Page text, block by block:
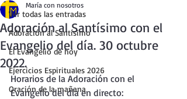
Ver todas las entradas
Adoración al Santísimo
El Evangelio de hoy
Ejercicios Espirituales 2026
Oración de la mañana
Adoración al Santísimo con el
Evangelio del día. 30 octubre
2022.
María con nosotros
Horarios de la Adoración con el
Evangelio del día en directo: